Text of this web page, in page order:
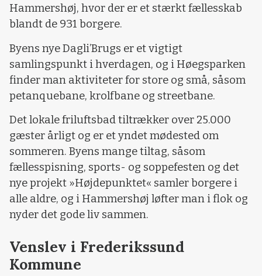
Hammershøj, hvor der er et stærkt fællesskab
blandt de 931 borgere.
Byens nye Dagli’Brugs er et vigtigt
samlingspunkt i hverdagen, og i Høegsparken
finder man aktiviteter for store og små, såsom
petanquebane, krolfbane og streetbane.
Det lokale friluftsbad tiltrækker over 25.000
gæster årligt og er et yndet mødested om
sommeren. Byens mange tiltag, såsom
fællesspisning, sports- og soppefesten og det
nye projekt »Højdepunktet« samler borgere i
alle aldre, og i Hammershøj løfter man i flok og
nyder det gode liv sammen.
Venslev i Frederikssund
Kommune